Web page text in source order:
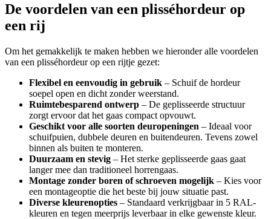
De voordelen van een plisséhordeur op
een rij
Om het gemakkelijk te maken hebben we hieronder alle voordelen
van een plisséhordeur op een rijtje gezet:
Flexibel en eenvoudig in gebruik – Schuif de hordeur
soepel open en dicht zonder weerstand.
Ruimtebesparend ontwerp – De geplisseerde structuur
zorgt ervoor dat het gaas compact opvouwt.
Geschikt voor alle soorten deuropeningen – Ideaal voor
schuifpuien, dubbele deuren en buitendeuren. Tevens zowel
binnen als buiten te monteren.
Duurzaam en stevig – Het sterke geplisseerde gaas gaat
langer mee dan traditioneel horrengaas.
Montage zonder boren of schroeven mogelijk – Kies voor
een montageoptie die het beste bij jouw situatie past.
Diverse kleurenopties – Standaard verkrijgbaar in 5 RAL-
kleuren en tegen meerprijs leverbaar in elke gewenste kleur.